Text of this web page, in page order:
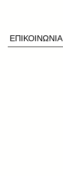
ΕΠΙΚΟΙΝΩΝΙΑ